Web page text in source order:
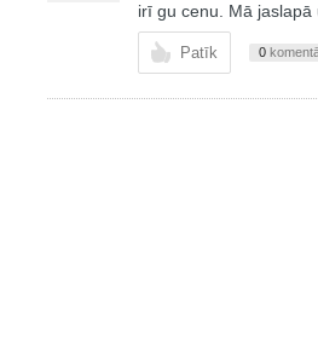
irī gu cenu. Mā
Patīk 0